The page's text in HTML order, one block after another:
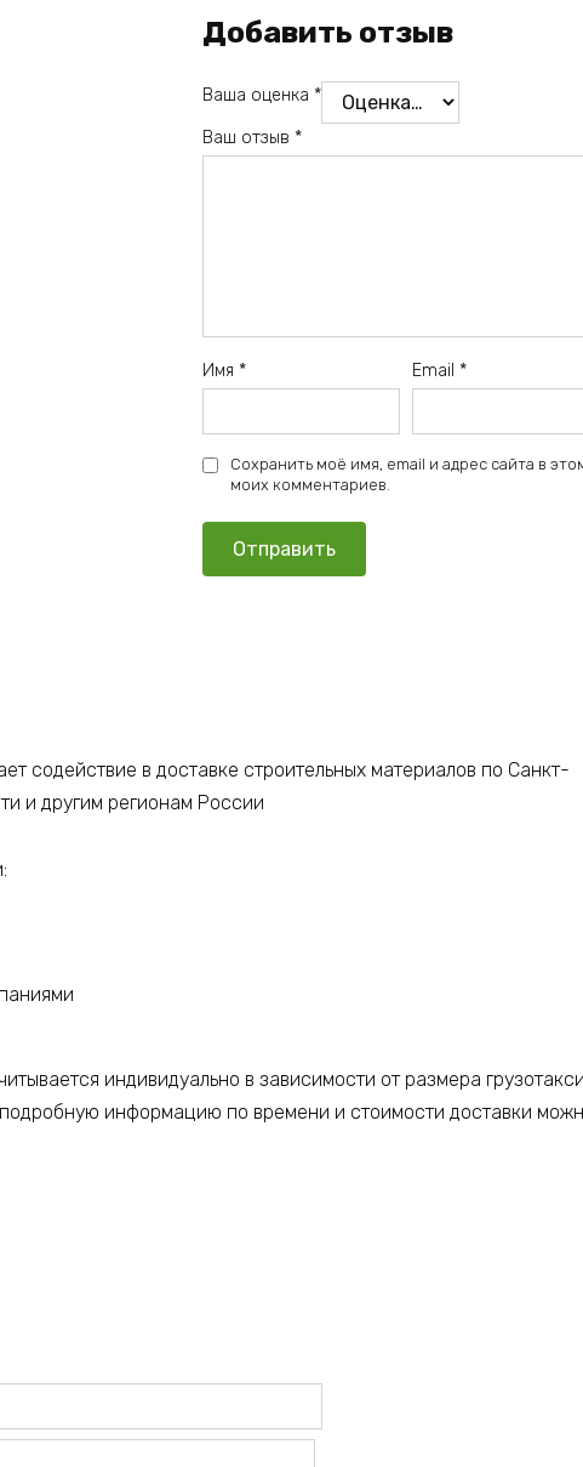
Добавить отзыв
Ваша оценка *
Ваш отзыв *
Имя * Email *
Сохранить моё имя, email и адрес сайта в
моих комментариев.
содействие в доставке строительных материалов по Санкт-
и другим регионам России
индивидуально в зависимости от размера
информацию по времени и стоимости доставки